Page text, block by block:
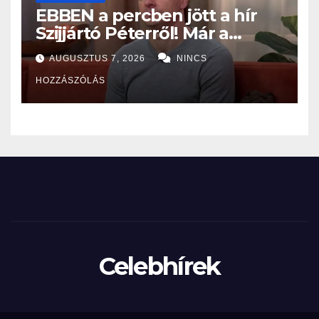
EBBEN a percben jött a hír
Szijjártó Péterről! Már a
Budapesti Rendőr-
főkapitányságon az ügye,
miután…
AUGUSZTUS 7, 2026 NINCS
HOZZÁSZÓLÁS
Celebhírek